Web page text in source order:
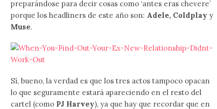
preparándose para decir cosas como ‘antes eras chevere’
porque los headliners de este año son: Adele, Coldplay y
Muse.
Sí, bueno, la verdad es que los tres actos tampoco opacan
lo que seguramente estará apareciendo en el resto del
cartel (como PJ Harvey), ya que hay que recordar que en